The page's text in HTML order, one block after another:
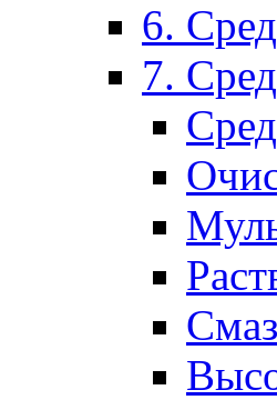
6.
7.